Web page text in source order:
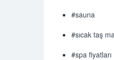
#sauna
#sıcak taş
#spa fiyatları